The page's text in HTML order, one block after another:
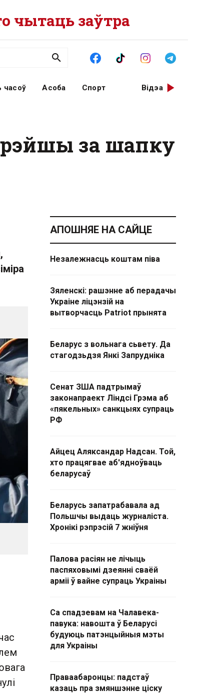
чытаць заўтра
часоў Асоба Спорт Відэа
за шапку
АПОШНЯЕ НА САЙЦЕ
Незалежнасць коштам піва
Зяленскі: рашэнне аб перадачы
Украіне ліцэнзій на
вытворчасць Patriot прынята
Беларус з вольнага сьвету. Да
стагодзьдзя Янкі Запрудніка
Сенат ЗША падтрымаў
законапраект Ліндсі Грэма аб
«пякельных» санкцыях супраць
РФ
Айцец Аляксандар Надсан. Той,
хто працягвае аб'ядноўваць
беларусаў
Беларусь запатрабавала ад
Польшчы выдаць журналіста.
Хронікі рэпрэсій 7 жніўня
Палова расіян не лічыць
паспяховымі дзеянні сваёй
арміі ў вайне супраць Украіны
Са спадзевам на Чалавека-
павука: навошта ў Беларусі
будуюць патэнцыйныя мэты
для Украіны
Праваабаронцы: падстаў
казаць пра змяншэнне ціску